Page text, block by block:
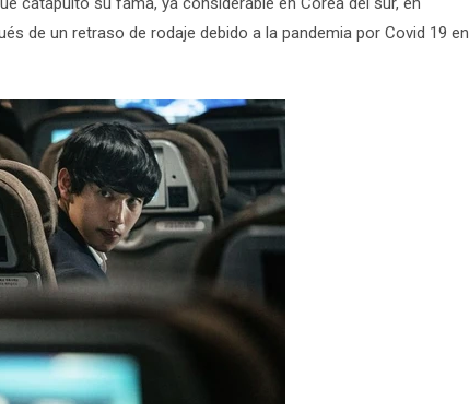
de un retraso de rodaje debido a la pandemia por Covid 19 en